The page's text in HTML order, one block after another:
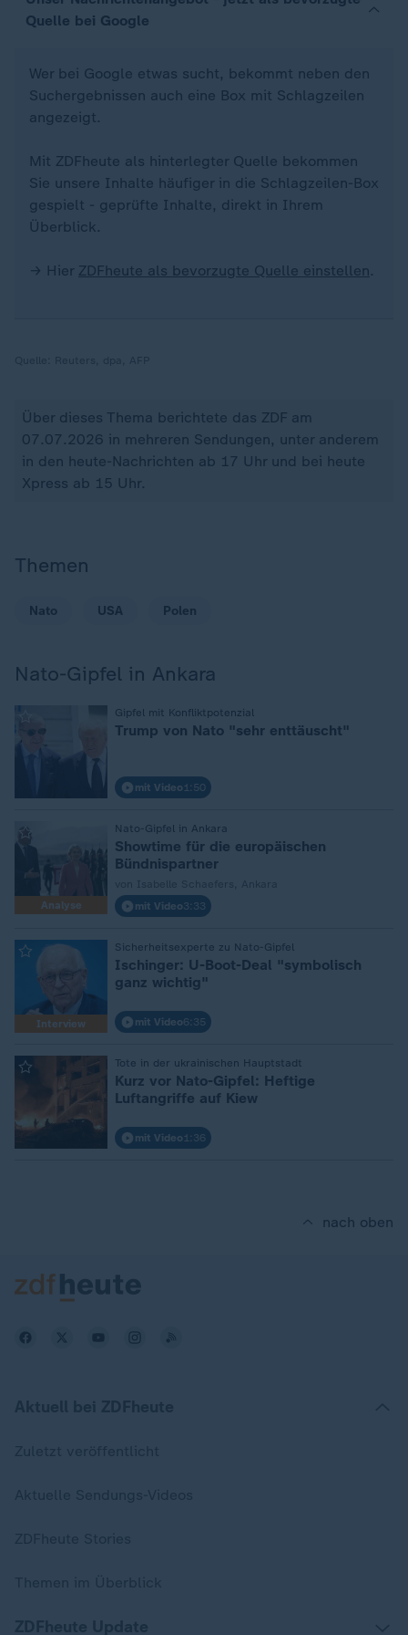
Quelle bei Google
Wer bei Google etwas sucht, bekommt neben den
Suchergebnissen auch eine Box mit Schlagzeilen
angezeigt.
Mit ZDFheute als hinterlegter Quelle bekommen
Sie unsere Inhalte häufiger in die Schlagzeilen-Box
gespielt - geprüfte Inhalte, direkt in Ihrem
Überblick.
→ Hier ZDFheute als bevorzugte Quelle einstellen.
Über dieses Thema berichtete das ZDF am
07.07.2026 in mehreren Sendungen, unter anderem
in den heute-Nachrichten ab 17 Uhr und bei heute
Xpress ab 15 Uhr.
Themen
Nato USA Polen
Nato-Gipfel in Ankara
Gipfel mit Konfliktpotenzial
:
Trump von Nato "sehr enttäuscht"
mit Video 1:50
Analyse
Nato-Gipfel in Ankara
Showtime für die europäischen
Bündnispartner
mit Video3:33
Interview
Sicherheitsexperte zu Nato-Gipfel
Ischinger: U-Boot-Deal "symbolisch
ganz wichtig"
mit Video6:35
Tote in der ukrainischen Hauptstadt
Kurz vor Nato-Gipfel: Heftige
Luftangriffe auf Kiew
mit Video 1:36
nach oben